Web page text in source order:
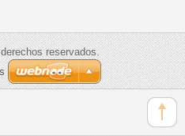
reservados.